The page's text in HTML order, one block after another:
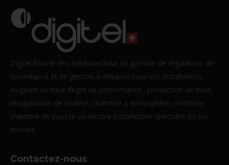
Digitel fournit des solutions haut de gamme de régulation, de
surveillance et de gestion à distance pour vos installations
exigeant un haut degré de performance : production de froid,
récupération de chaleur, chambre à atmosphère contrôlée,
chambre de pousse ou encore installations spéciales ou sur-
mesure.
Contactez-nous